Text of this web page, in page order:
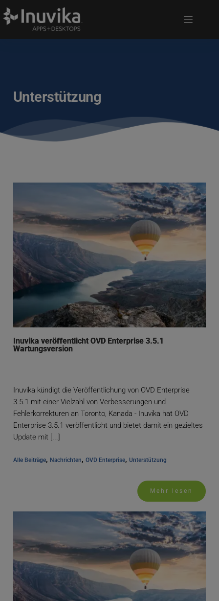
Unterstützung
Inuvika veröffentlicht OVD Enterprise 3.5.1
Wartungsversion
Inuvika kündigt die Veröffentlichung von OVD Enterprise
3.5.1 mit einer Vielzahl von Verbesserungen und
Fehlerkorrekturen an Toronto, Kanada - Inuvika hat OVD
Enterprise 3.5.1 veröffentlicht und bietet damit ein gezieltes
Update mit [...]
Alle Beiträge, Nachrichten, OVD Enterprise, Unterstützung
Mehr lesen